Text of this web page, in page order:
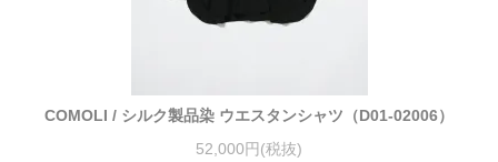
COMOLI / シルク製品染 ウエスタンシャツ（D01-02006）
52,000円(税抜)